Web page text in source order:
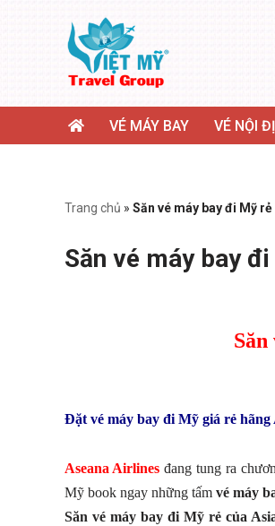
VÉ MÁY BAY VÉ NỘI
Trang chủ » Săn vé máy bay đi Mỹ
Săn vé máy bay
Đặt vé máy bay đi Mỹ giá rẻ hãng
Aseana Airlines đang tung ra
Mỹ book ngay những tấm vé máy
Săn vé máy bay đi Mỹ rẻ của